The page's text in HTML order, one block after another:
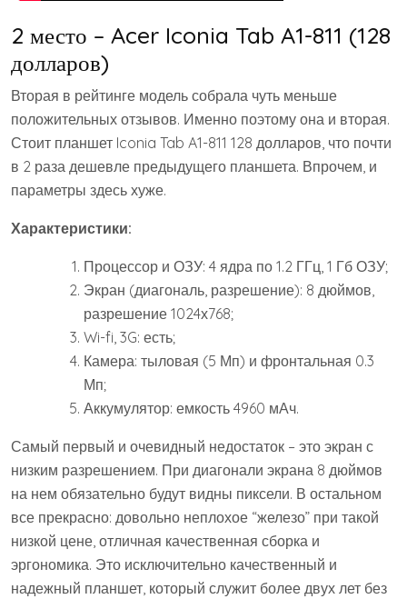
2 место – Acer Iconia Tab A1-811 (128
долларов)
Вторая в рейтинге модель собрала чуть меньше
положительных отзывов. Именно поэтому она и вторая.
Стоит планшет Iconia Tab A1-811 128 долларов, что почти
в 2 раза дешевле предыдущего планшета. Впрочем, и
параметры здесь хуже.
Характеристики:
Процессор и ОЗУ: 4 ядра по 1.2 ГГц, 1 Гб ОЗУ;
Экран (диагональ, разрешение): 8 дюймов,
разрешение 1024х768;
Wi-fi, 3G: есть;
Камера: тыловая (5 Мп) и фронтальная 0.3
Мп;
Аккумулятор: емкость 4960 мАч.
Самый первый и очевидный недостаток – это экран с
низким разрешением. При диагонали экрана 8 дюймов
на нем обязательно будут видны пиксели. В остальном
все прекрасно: довольно неплохое “железо” при такой
низкой цене, отличная качественная сборка и
эргономика. Это исключительно качественный и
надежный планшет, который служит более двух лет без